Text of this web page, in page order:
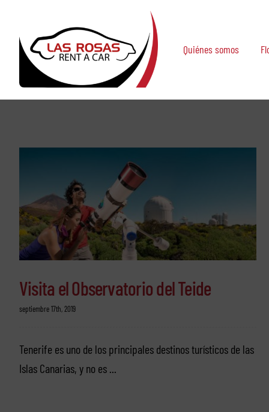
contenido
Quiénes somos
Visita el Observatorio del Teide
septiembre 17th, 2019
Tenerife es uno de los principales destinos turísticos de las
Islas Canarias, y no es ...